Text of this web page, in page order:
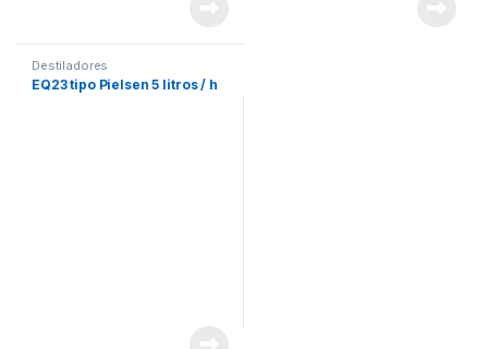
Destiladores
EQ23 tipo Pielsen 5 litros / h